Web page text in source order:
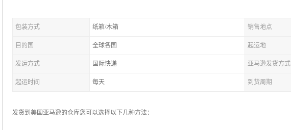
包装方式 纸箱/木箱 销售地点
目的国 全球各国 起运地
发运方式 国际快递 亚马逊发货方式
起运时间 每天 到货周期
发货到美国亚马逊的仓库您可以选择以下几种方法：